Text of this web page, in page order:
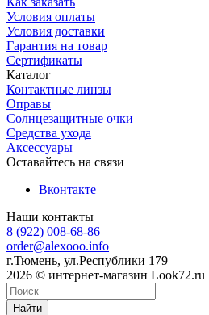
Условия оплаты
Условия доставки
Гарантия на товар
Сертификаты
Каталог
Контактные линзы
Оправы
Солнцезащитные очки
Средства ухода
Аксессуары
Оставайтесь на связи
Вконтакте
Наши контакты
8 (922) 008-68-86
order@alexooo.info
г.Тюмень, ул.Республики 179
2026 © интернет-магазин Look72.ru
Найти